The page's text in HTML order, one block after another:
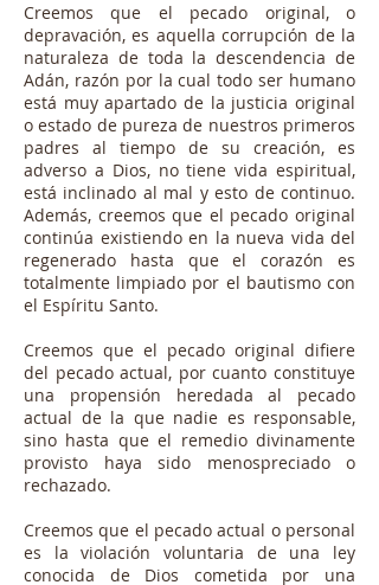
Creemos que el pecado original, o
depravación, es aquella corrupción de la
naturaleza de toda la descendencia de
Adán, razón por la cual todo ser humano
está muy apartado de la justicia original
o estado de pureza de nuestros primeros
padres al tiempo de su creación, es
adverso a Dios, no tiene vida espiritual,
está inclinado al mal y esto de continuo.
Además, creemos que el pecado original
continúa existiendo en la nueva vida del
regenerado hasta que el corazón es
totalmente limpiado por el bautismo con
el Espíritu Santo.
Creemos que el pecado original difiere
del pecado actual, por cuanto constituye
una propensión heredada al pecado
actual de la que nadie es responsable,
sino hasta que el remedio divinamente
provisto haya sido menospreciado o
rechazado.
Creemos que el pecado actual o personal
es la violación voluntaria de una ley
conocida de Dios cometida por una